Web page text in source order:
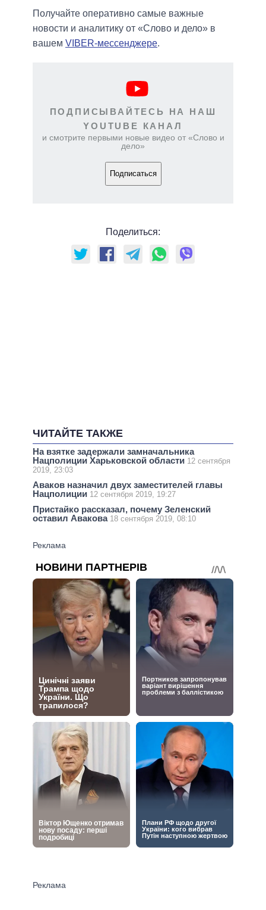
Получайте оперативно самые важные
новости и аналитику от «Слово и дело» в
вашем VIBER-мессенджере.
ПОДПИСЫВАЙТЕСЬ НА НАШ
YOUTUBE КАНАЛ
и смотрите первыми новые видео от «Слово и
дело»
Подписаться
Поделиться:
ЧИТАЙТЕ ТАКЖЕ
На взятке задержали замначальника
Нацполиции Харьковской области 12 сентября
2019, 23:03
Аваков назначил двух заместителей главы
Нацполиции 12 сентября 2019, 19:27
Пристайко рассказал, почему Зеленский
оставил Авакова 18 сентября 2019, 08:10